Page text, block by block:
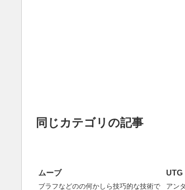
同じカテゴリの記事
ムーブ
ブラフなどのの何かしら技巧的な技術で
UTG
アン